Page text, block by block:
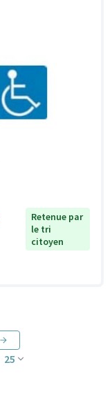
Retenue par
le tri
citoyen
25